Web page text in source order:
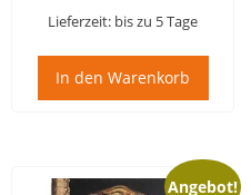
Lieferzeit: bis zu 5 Tage
In den Warenkorb
Angebot!